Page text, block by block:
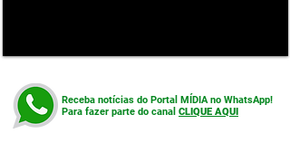
Receba notícias do Portal MÍDIA no WhatsApp!
Para fazer parte do canal CLIQUE AQUI